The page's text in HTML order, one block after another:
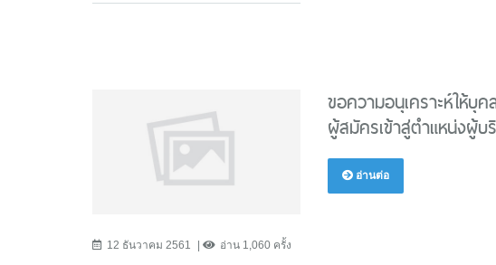
12 ธันวาคม 2561 อ่าน 1,060 ครั้ง
ขอความอนุเคราะห์ให้บุ
ผู้สมัครเข้าสู่ตำแหน่งผู้บ
อ่านต่อ